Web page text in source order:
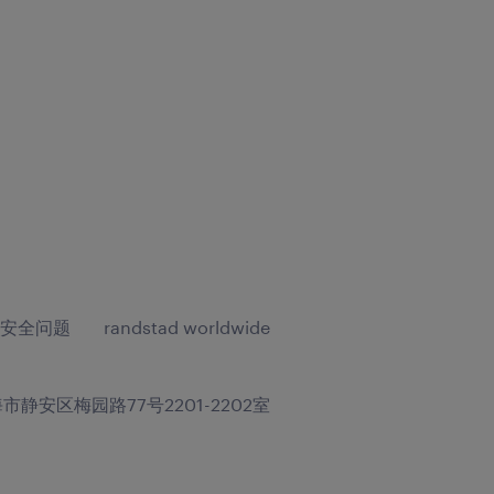
全问题 randstad worldwide
静安区梅园路77号2201-2202室